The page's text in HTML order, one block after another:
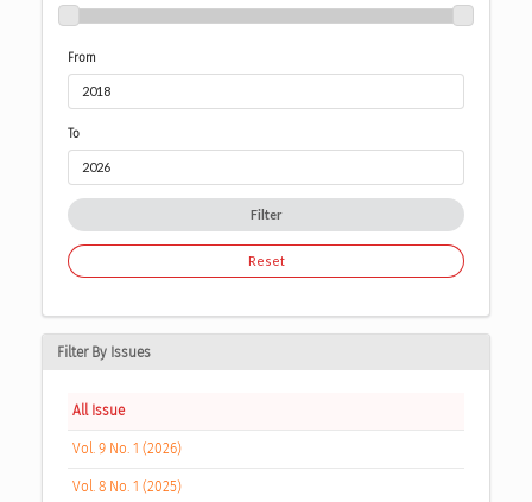
From
To
Filter
Reset
Filter By Issues
All Issue
Vol. 9 No. 1 (2026)
Vol. 8 No. 1 (2025)